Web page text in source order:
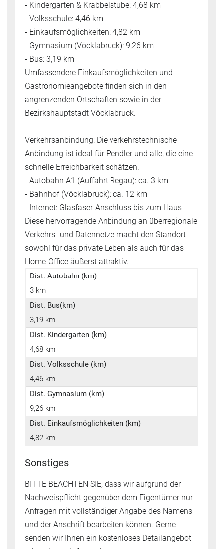
- Kindergarten & Krabbelstube: 4,68 km
- Volksschule: 4,46 km
- Einkaufsmöglichkeiten: 4,82 km
- Gymnasium (Vöcklabruck): 9,26 km
- Bus: 3,19 km
Umfassendere Einkaufsmöglichkeiten und
Gastronomieangebote finden sich in den
angrenzenden Ortschaften sowie in der
Bezirkshauptstadt Vöcklabruck.
Verkehrsanbindung: Die verkehrstechnische
Anbindung ist ideal für Pendler und alle, die eine
schnelle Erreichbarkeit schätzen.
- Autobahn A1 (Auffahrt Regau): ca. 3 km
- Bahnhof (Vöcklabruck): ca. 12 km
- Internet: Glasfaser-Anschluss bis zum Haus
Diese hervorragende Anbindung an überregionale
Verkehrs- und Datennetze macht den Standort
sowohl für das private Leben als auch für das
Home-Office äußerst attraktiv.
Dist. Autobahn (km)
3 km
Dist. Bus(km)
3,19 km
Dist. Kindergarten (km)
4,68 km
Dist. Volksschule (km)
4,46 km
Dist. Gymnasium (km)
9,26 km
Dist. Einkaufsmöglichkeiten (km)
4,82 km
Sonstiges
BITTE BEACHTEN SIE, dass wir aufgrund der
Nachweispflicht gegenüber dem Eigentümer nur
Anfragen mit vollständiger Angabe des Namens
und der Anschrift bearbeiten können. Gerne
senden wir Ihnen ein kostenloses Detailangebot